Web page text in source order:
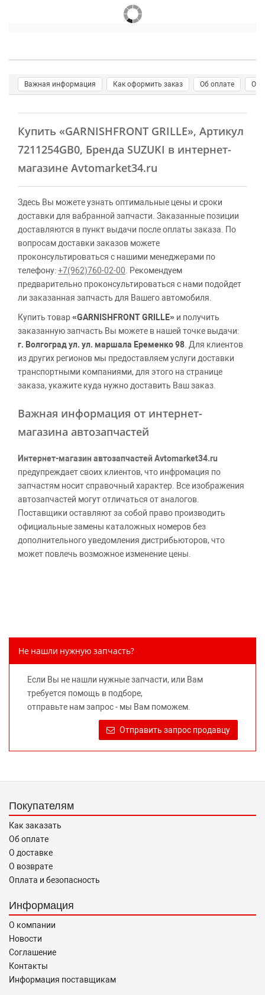
Важная информация Как оформить заказ Об оплате О
Купить «GARNISHFRONT GRILLE», Артикул
7211254GB0, Бренда SUZUKI в интернет-
магазине Avtomarket34.ru
Здесь Вы можете узнать оптимальные цены и сроки
доставки для вабранной запчасти. Заказанные позиции
доставляются в пункт выдачи после оплаты заказа. По
вопросам доставки заказов можете
проконсультироваться с нашими менеджерами по
телефону:+7(962)760-02-00 . Рекомендуем
предварительно проконсультироваться с нами подойдет
ли заказанная запчасть для Вашего автомобиля.
Купить товар«GARNISHFRONT GRILLE» и получить
заказанную запчасть Вы можете в нашей точке выдачи:
г. Волгоград ул. ул. маршала Еременко 98 . Для клиентов
из других регионов мы предоставляем услуги доставки
транспортными компаниями, для этого на странице
заказа, укажите куда нужно доставить Ваш заказ.
Важная информация от интернет-
магазина автозапчастей
Интернет-магазин автозапчастей Avtomarket34.ru
предупреждает своих клиентов, что инфромация по
запчастям носит справочный характер. Все изображения
автозапчастей могут отличаться от аналогов.
Поставщики оставляют за собой право производить
официальные замены каталожных номеров без
дополнительного уведомления дистрибьюторов, что
может повлечь возможное изменение цены.
предлагаемых к продаже запасных частей для
правообладателей указанных товарных знаков.
Требование предоставлять покупателю необходимую и
достоверную информацию о товаре, предлагаемом к
продаже, обеспечивающую возможность их правильного
выбора возложено на продавца (изготовителя) Законом
«О защите прав потребителей».
Не нашли нужную запчасть?
Если Вы не нашли нужные запчасти, или Вам
требуется помощь в подборе,
отправьте нам запрос - мы Вам поможем.
Отправить запрос продавцу
Покупателям
Как заказать
Об оплате
О доставке
О возврате
Оплата и безопасность
Информация
О компании
Новости
Соглашение
Контакты
Информация поставщикам